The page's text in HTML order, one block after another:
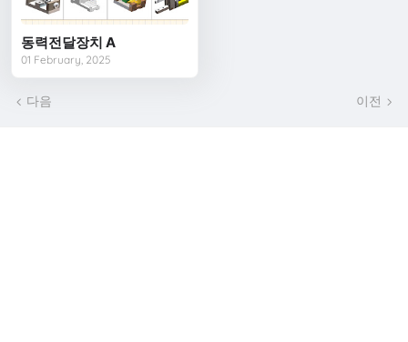
동력전달장치 A
01 February, 2025
다음 이전